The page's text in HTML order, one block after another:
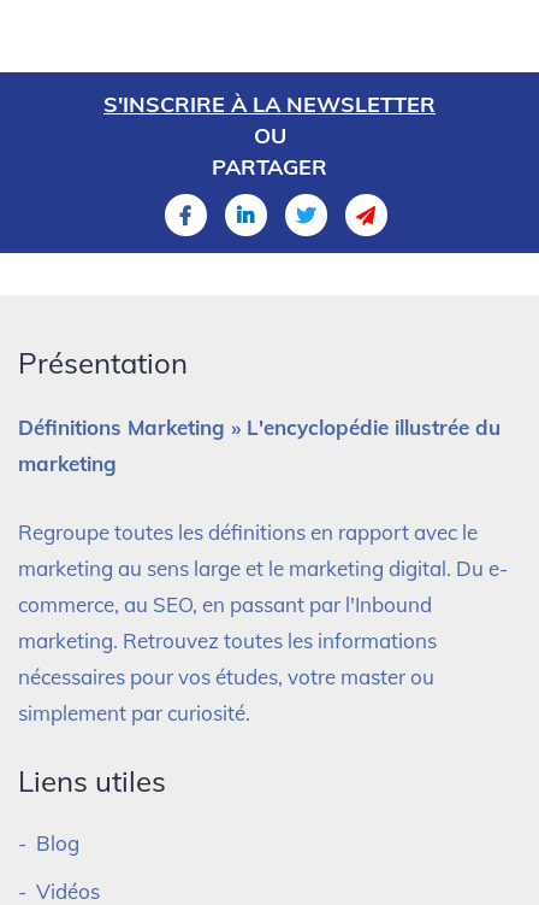
S'INSCRIRE À LA NEWSLETTER
OU
PARTAGER
Présentation
Définitions Marketing » L'encyclopédie illustrée du
marketing
Regroupe toutes les définitions en rapport avec le
marketing au sens large et le marketing digital. Du e-
commerce, au SEO, en passant par l'Inbound
marketing. Retrouvez toutes les informations
nécessaires pour vos études, votre master ou
simplement par curiosité.
Liens utiles
Blog
Vidéos